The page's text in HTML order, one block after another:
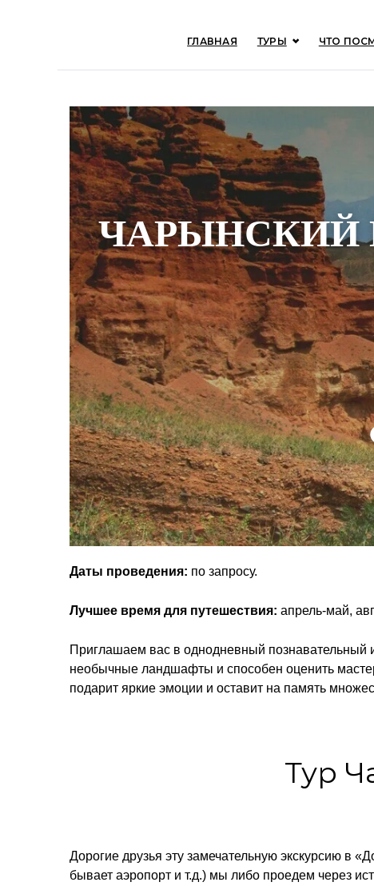
ГЛАВНАЯ ТУРЫ ЧТО
ЧАРЫНСКИЙ
Даты проведения: по запросу.
Лучшее время для путешествия: апрель-май,
Приглашаем вас в однодневный познавательный
необычные ландшафты и способен оценить
подарит яркие эмоции и оставит на память
Тур
Дорогие друзья эту замечательную экскурсию в
бывает аэропорт и т.д.) мы либо проедем через